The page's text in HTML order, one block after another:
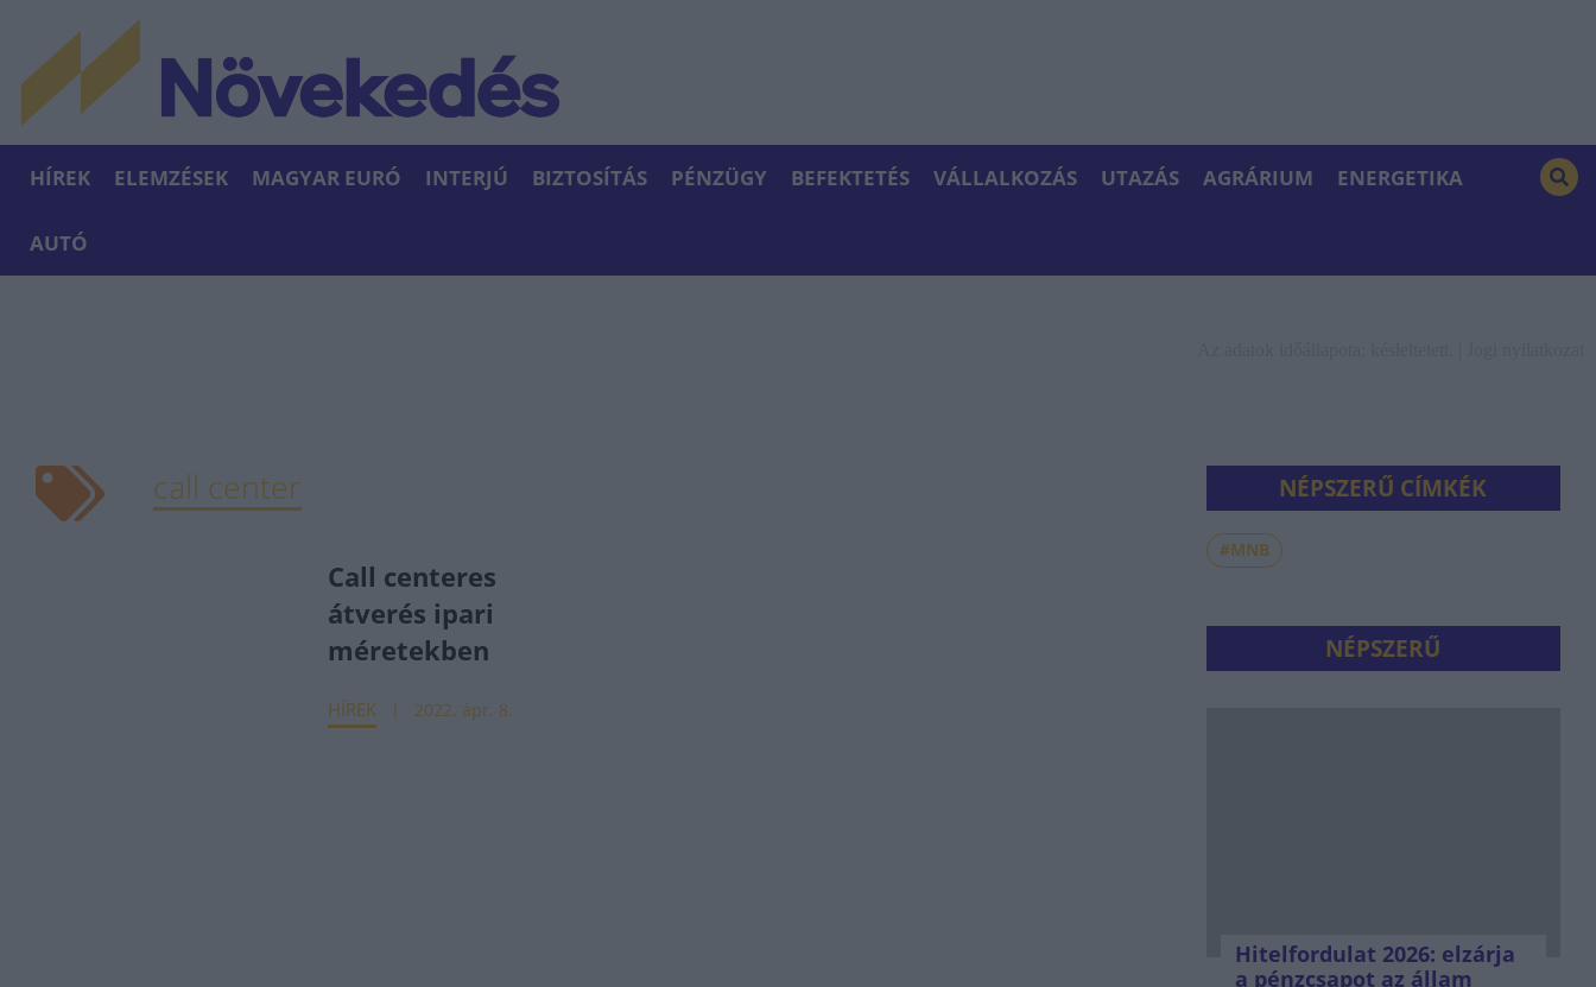
HÍREK ELEMZÉSEK MAGYAR EURÓ INTERJÚ BIZTOSÍTÁS PÉNZÜGY BEFEKTETÉS VÁLLALKOZÁS UTAZÁS AGRÁRIUM ENERGETIKA
AUTÓ
call center
Call centeres
átverés ipari
méretekben
HÍREK 2022. ápr. 8.
NÉPSZERŰ CÍMKÉK
#MNB
NÉPSZERŰ
Hitelfordulat 2026: elzárja
a pénzcsapot az állam